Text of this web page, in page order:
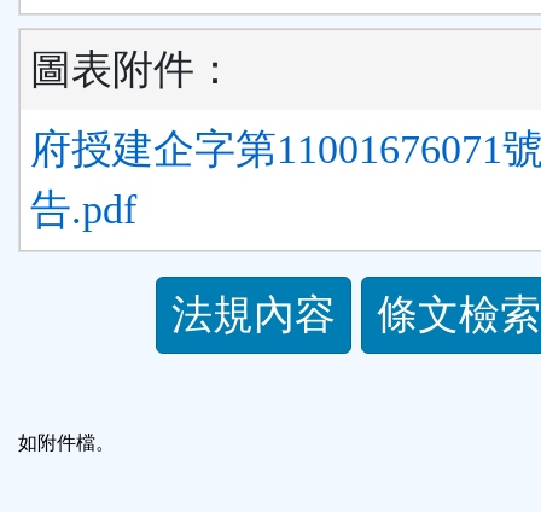
圖表附件：
府授建企字第11001676071
告.pdf
法規內容 條文檢索
如附件檔。